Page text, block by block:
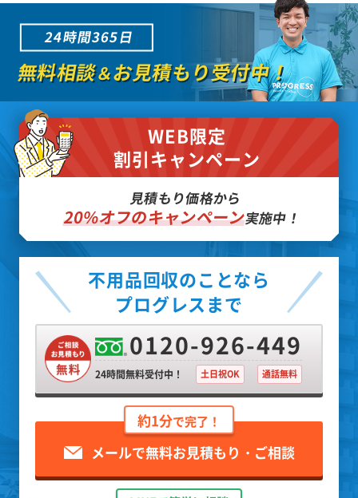
24時間365日
無料相談＆お見積もり受付中！
WEB限定
割引キャンペーン
見積もり価格から
20%オフのキャンペーン実施中！
不用品回収のことなら
プログレスまで
0120-926-449
24時間無料受付中！ 土日祝OK 通話無料
約1分で完了！
メールで無料お見積もり・ご相談